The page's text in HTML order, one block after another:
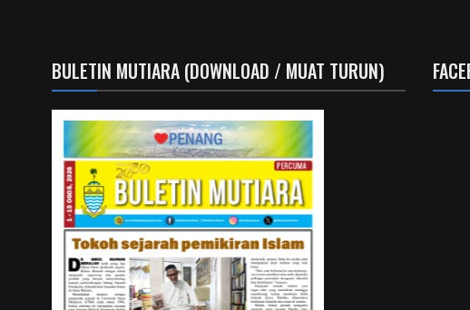
BULETIN MUTIARA (DOWNLOAD / MUAT TURUN)